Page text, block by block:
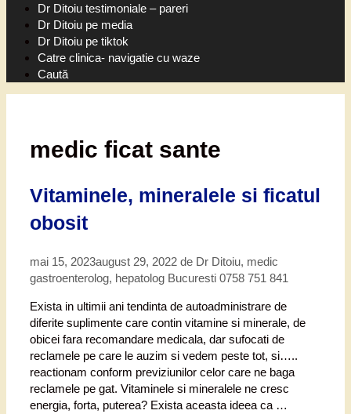
Dr Ditoiu testimoniale – pareri
Dr Ditoiu pe media
Dr Ditoiu pe tiktok
Catre clinica- navigatie cu waze
Caută
medic ficat sante
Vitaminele, mineralele si ficatul
obosit
mai 15, 2023august 29, 2022 de Dr Ditoiu, medic
gastroenterolog, hepatolog Bucuresti 0758 751 841
Exista in ultimii ani tendinta de autoadministrare de
diferite suplimente care contin vitamine si minerale, de
obicei fara recomandare medicala, dar sufocati de
reclamele pe care le auzim si vedem peste tot, si…..
reactionam conform previziunilor celor care ne baga
reclamele pe gat. Vitaminele si mineralele ne cresc
energia, forta, puterea? Exista aceasta ideea ca …